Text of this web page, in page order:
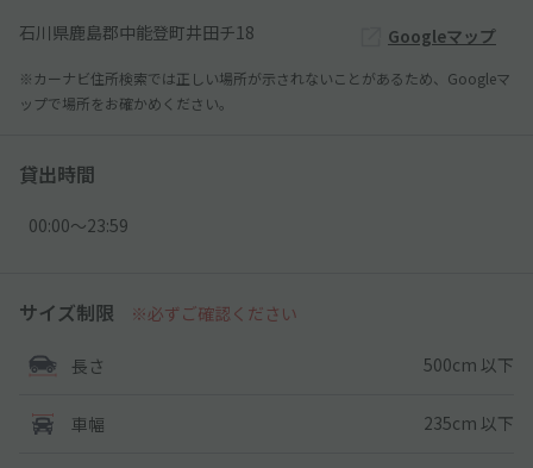
石川県鹿島郡中能登町井田チ18 Googleマップ
※カーナビ住所検索では正しい場所が示されないことがあるため、Googleマ
ップで場所をお確かめください。
貸出時間
00:00〜23:59
サイズ制限 ※必ずご確認ください
長さ 500cm 以下
車幅 235cm 以下